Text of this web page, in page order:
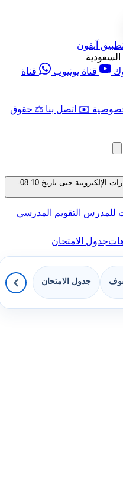
آيفون
قناة يوتيوب
قناة
✉️ اتصل بنا ⚖️ حقوق
جميع الملفات المتوفرة في قسم الاختبارات الإلكترونية حتى تاريخ 10-08-
للمدرس التقويم المدرسي
جدول الامتحان
جدول الامتحان